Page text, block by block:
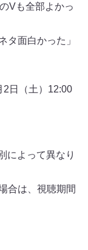
Vも全部よかっ
タ面白かった」
2日（土）12:00
によって異なり
合は、視聴期間